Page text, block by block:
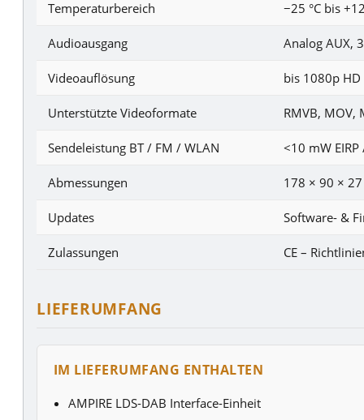
Temperaturbereich −25 °C bis
Audioausgang Analog AUX,
Videoauflösung bis 1080p
Unterstützte Videoformate RMVB, MOV,
Sendeleistung BT / FM / WLAN <10 mW
Abmessungen 178 × 90 ×
Updates Software- &
Zulassungen CE –
LIEFERUMFANG
IM LIEFERUMFANG ENTHALTEN
AMPIRE LDS-DAB Interface-Einheit